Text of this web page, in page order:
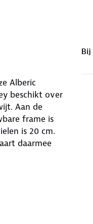
Bij
Alberic
beschikt over
Aan de
frame is
is 20 cm.
daarmee